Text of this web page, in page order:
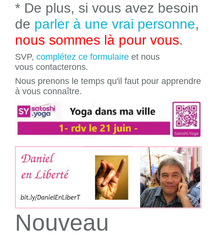
* De plus, si vous avez besoin
de parler à une vrai personne,
nous sommes là pour vous.
SVP, complétez ce formulaire et nous
vous contacterons.
Nous prenons le temps qu'il faut pour apprendre
à vous connaître.
Nouveau